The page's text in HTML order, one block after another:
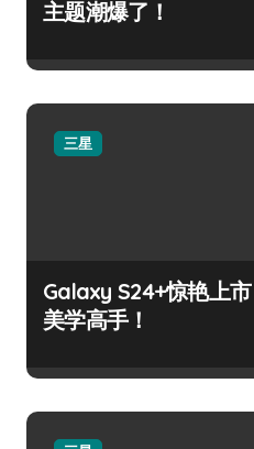
主题潮爆了！
三星
Galaxy S24+惊艳上
美学高手！